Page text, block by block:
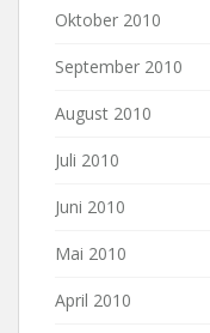
Oktober 2010
September 2010
August 2010
Juli 2010
Juni 2010
Mai 2010
April 2010